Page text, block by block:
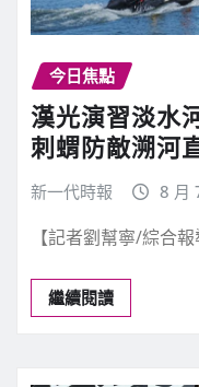
今日焦點
漢光演習淡水
刺蝟防敵溯河
新一代時報 8 月
【記者劉幫寧/綜合
繼續閱讀